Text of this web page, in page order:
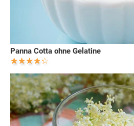
Panna Cotta ohne Gelatine